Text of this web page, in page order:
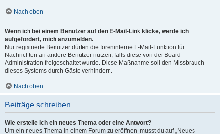
Nach oben
Wenn ich bei einem Benutzer auf den E-Mail-Link klicke, werde ich
aufgefordert, mich anzumelden.
Nur registrierte Benutzer dürfen die foreninterne E-Mail-Funktion für
Nachrichten an andere Benutzer nutzen, falls diese von der Board-
Administration freigeschaltet wurde. Diese Maßnahme soll den Missbrauch
dieses Systems durch Gäste verhindern.
Nach oben
Beiträge schreiben
Wie erstelle ich ein neues Thema oder eine Antwort?
Um ein neues Thema in einem Forum zu eröffnen, musst du auf „Neues